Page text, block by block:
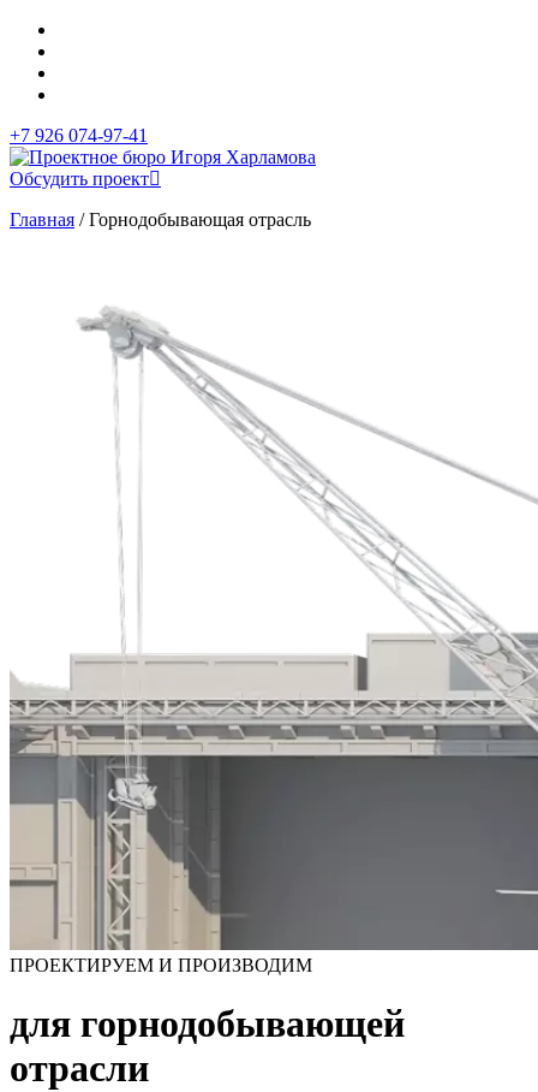
+7 926 074-97-41
Обсудить проект
Главная /Горнодобывающая отрасль
ПРОЕКТИРУЕМ И ПРОИЗВОДИМ
для горнодобывающей
отрасли